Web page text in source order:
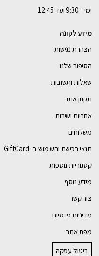
ימי ו: 9:30 ועד 12:45
מידע לקונה
הצהרת נגישות
הסיפור שלנו
שאלות ותשובות
תקנון אתר
אחריות ושירות
משלוחים
תנאי רכישת והשימוש ב- GiftCard
קטגוריות נוספות
מידע נוסף
צור קשר
מדיניות פרטיות
מפת אתר
ביטול עסקה